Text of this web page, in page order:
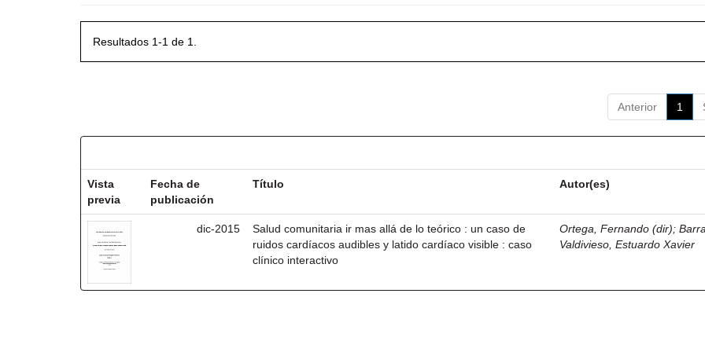
Resultados 1-1 de 1.
Anterior 1
Vista
previa
Fecha de
publicación
Título Autor(es)
dic-2015
Salud comunitaria ir mas allá de lo teórico : un caso de
ruidos cardíacos audibles y latido cardíaco visible : caso
clínico interactivo
Ortega, Fernando (dir);
Valdivieso, Estuardo Xavier